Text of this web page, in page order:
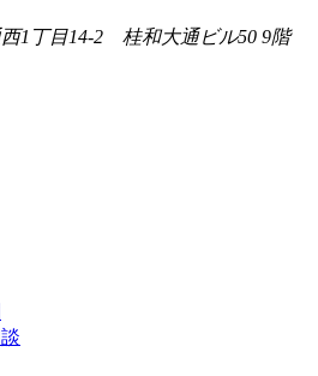
1丁目14-2 桂和大通ビル50 9階